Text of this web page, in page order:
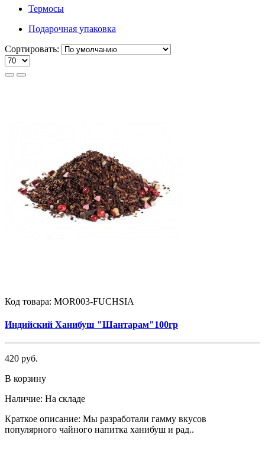
Термосы
Подарочная упаковка
Сортировать:
Код товара: MOR003-FUCHSIA
Индийский Ханибуш "Шантарам"100гр
420 руб.
В корзину
Наличие: На складе
Краткое описание: Мы разработали гамму вкусов
популярного чайного напитка ханибуш и рад..